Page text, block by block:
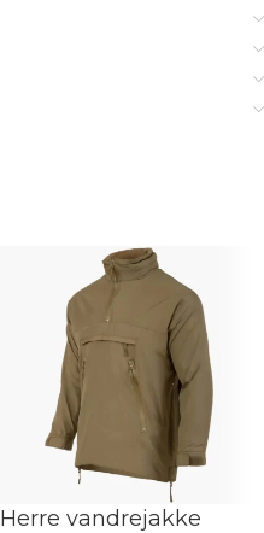
Herre vandrejakke